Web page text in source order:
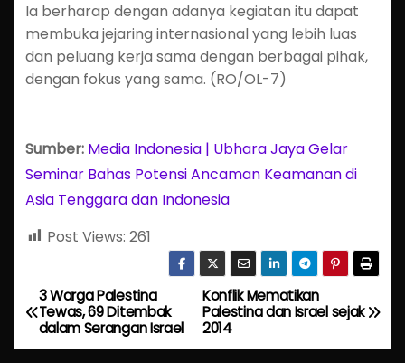
Ia berharap dengan adanya kegiatan itu dapat
membuka jejaring internasional yang lebih luas
dan peluang kerja sama dengan berbagai pihak,
dengan fokus yang sama. (RO/OL-7)
Sumber: Media Indonesia | Ubhara Jaya Gelar
Seminar Bahas Potensi Ancaman Keamanan di
Asia Tenggara dan Indonesia
Post Views: 261
P
o
Konflik Mematikan
Palestina dan Israel sejak
2014
3 Warga Palestina
Tewas, 69 Ditembak
dalam Serangan Israel